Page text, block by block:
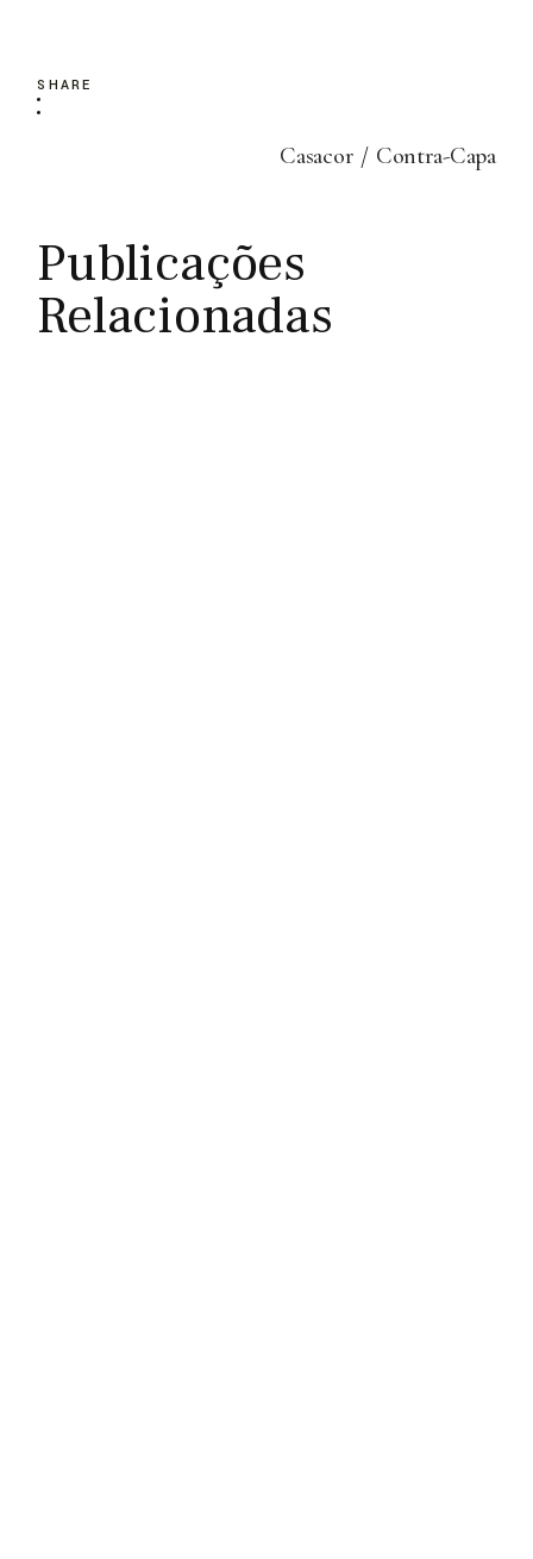
SHARE
Casacor Contra-Capa
Publicações
Relacionadas